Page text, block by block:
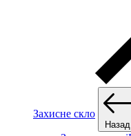
Захисне скло
Назад